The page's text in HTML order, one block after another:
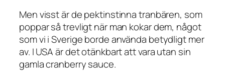
Men visst är de pektinstinna tranbären, som
poppar så trevligt när man kokar dem, något
som vi i Sverige borde använda betydligt mer
av. I USA är det otänkbart att vara utan sin
gamla cranberry sauce.